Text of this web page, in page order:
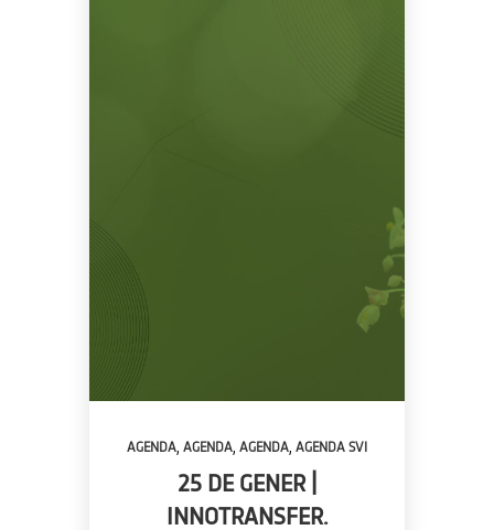
AGENDA AGENDA AGENDA AGENDA SVI
25 DE GENER |
INNOTRANSFER.